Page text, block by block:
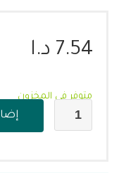
7.54 د.ا
متوفر في المخزون